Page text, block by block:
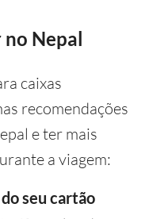
no Nepal
caixas
recomendações
e ter mais
a viagem:
seu cartão